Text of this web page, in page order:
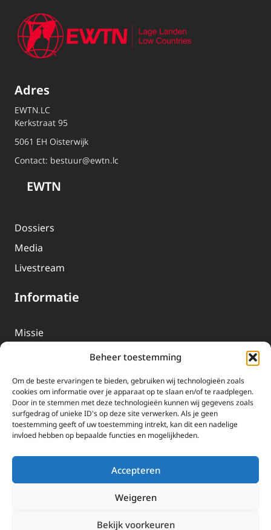
Beheer toestemming
Om de beste ervaringen te bieden, gebruiken wij technologieën zoals
cookies om informatie over je apparaat op te slaan en/of te raadplegen.
Door in te stemmen met deze technologieën kunnen wij gegevens zoals
surfgedrag of unieke ID's op deze site verwerken. Als je geen
toestemming geeft of uw toestemming intrekt, kan dit een nadelige
invloed hebben op bepaalde functies en mogelijkheden.
Accepteren
Weigeren
Bekijk voorkeuren
Adres
EWTN.LC
Kerkstraat 95
5061 EH Oisterwijk
Contact: bestuur@ewtn.lc
EWTN
Dossiers
Media
Livestream
Informatie
Missie
EWTN-Team
Organisatiegegevens
Doneren
EWTN wordt uitsluitend gefinancierd door uw donaties.
Wij ontvangen bewust geen advertentie-inkomsten of